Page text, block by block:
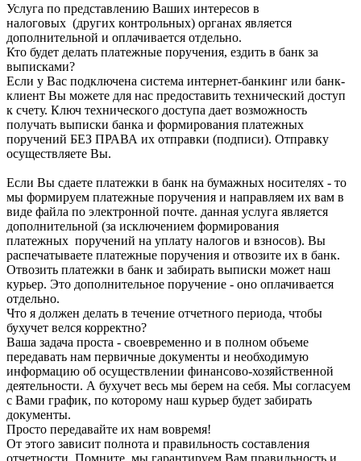
Услуга по представлению Ваших интересов в
налоговых (других контрольных) органах является
дополнительной и оплачивается отдельно.
Кто будет делать платежные поручения, ездить в банк за
выписками?
Если у Вас подключена система интернет-банкинг или банк-
клиент Вы можете для нас предоставить технический доступ
к счету. Ключ технического доступа дает возможность
получать выписки банка и формирования платежных
поручений БЕЗ ПРАВА их отправки (подписи). Отправку
осуществляете Вы.
Если Вы сдаете платежки в банк на бумажных носителях - то
мы формируем платежные поручения и направляем их вам в
виде файла по электронной почте. данная услуга является
дополнительной (за исключением формирования
платежных поручений на уплату налогов и взносов). Вы
распечатываете платежные поручения и отвозите их в банк.
Отвозить платежки в банк и забирать выписки может наш
курьер. Это дополнительное поручение - оно оплачивается
отдельно.
Что я должен делать в течение отчетного периода, чтобы
бухучет велся корректно?
Ваша задача проста - своевременно и в полном объеме
передавать нам первичные документы и необходимую
информацию об осуществлении финансово-хозяйственной
деятельности. А бухучет весь мы берем на себя. Мы согласуем
с Вами график, по которому наш курьер будет забирать
документы.
Просто передавайте их нам вовремя!
От этого зависит полнота и правильность составления
отчетности. Помните, мы гарантируем Вам правильность и